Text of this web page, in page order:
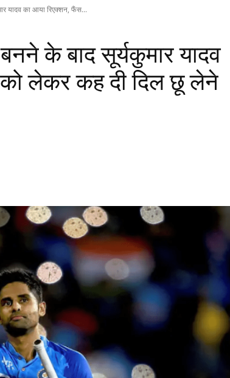
यादव का आया रिएक्शन, फैंस...
के बाद सूर्यकुमार यादव
लेकर कह दी दिल छू लेने